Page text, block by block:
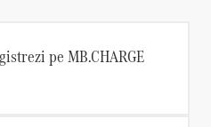
pe MB.CHARGE